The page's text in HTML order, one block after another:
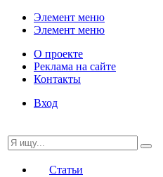
Элемент меню
Элемент меню
О проекте
Реклама на сайте
Контакты
Вход
Статьи